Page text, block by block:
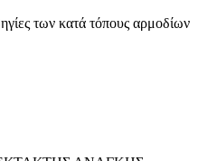
των κατά τόπους αρμοδίων